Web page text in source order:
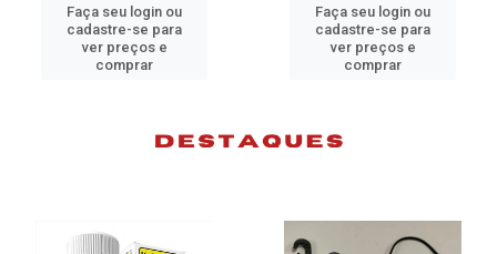
seu login ou
se para
ver preços e
Faça seu login ou
cadastre-se para
ver preços e